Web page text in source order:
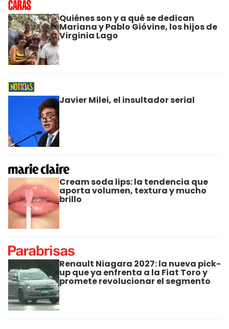
Quiénes son y a qué se dedican
Mariana y Pablo Gióvine, los hijos de
Virginia Lago
Javier Milei, el insultador serial
Cream soda lips: la tendencia que
aporta volumen, textura y mucho
brillo
Renault Niagara 2027: la nueva pick-
up que ya enfrenta a la Fiat Toro y
promete revolucionar el segmento